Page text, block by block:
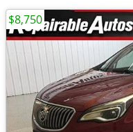
$8,750